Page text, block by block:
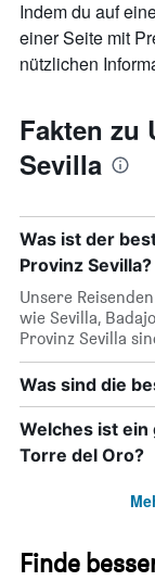
Indem du auf
einer Seite mit
nützlichen
Fakten zu
Sevilla
Was ist der
Provinz Sevilla?
Unsere
wie Sevilla,
Provinz Sevilla
Was sind die
Welches ist ein
Torre del Oro?
Finde